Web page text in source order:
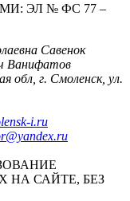
СМИ: ЭЛ № ФС 77 –
Савенок
Ванифатов
обл, г. Смоленск, ул.
i.ru
НА САЙТЕ, БЕЗ